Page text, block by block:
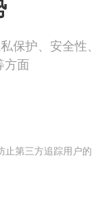
保护、安全性、
方面
止第三方追踪用户的